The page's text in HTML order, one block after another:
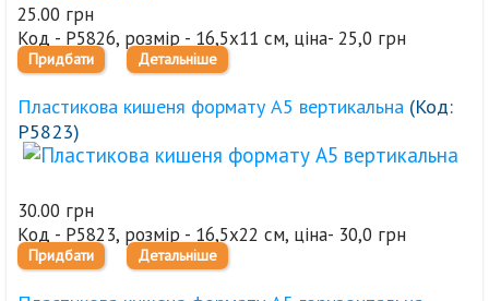
25.00 грн
Код - Р5826, розмір - 16,5х11 см, ціна- 25,0 грн
Придбати Детальніше
Пластикова кишеня формату А5 вертикальна (Код:
Р5823)
30.00 грн
Код - Р5823, розмір - 16,5х22 см, ціна- 30,0 грн
Придбати Детальніше